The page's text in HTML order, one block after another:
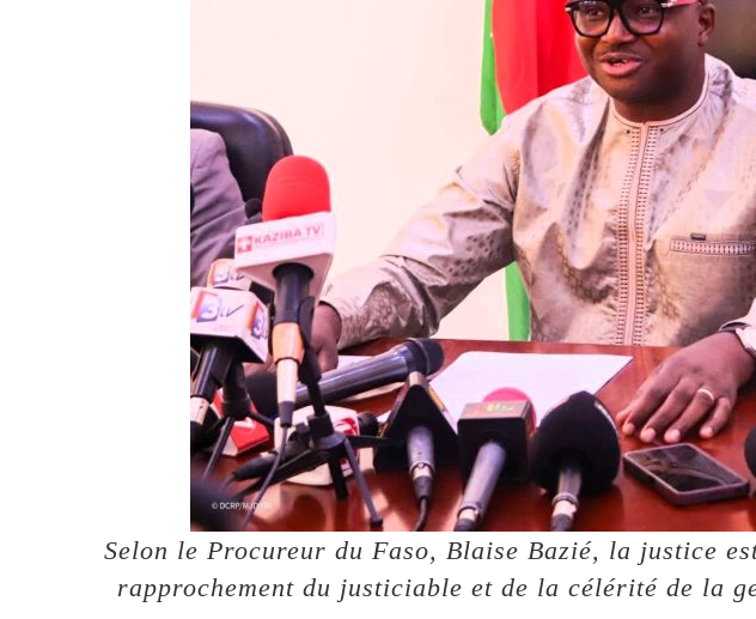
Selon le Procureur du Faso, Blaise Bazié, la justice
rapprochement du justiciable et de la célérité de la